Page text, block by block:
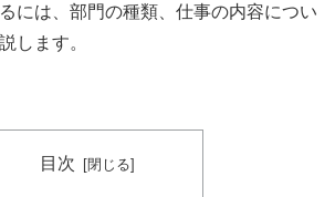
には、部門の種類、仕事の内容につい
します。
目次